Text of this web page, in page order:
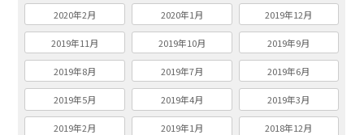
2020年2月 2020年1月 2019年12月
2019年11月 2019年10月 2019年9月
2019年8月 2019年7月 2019年6月
2019年5月 2019年4月 2019年3月
2019年2月 2019年1月 2018年12月